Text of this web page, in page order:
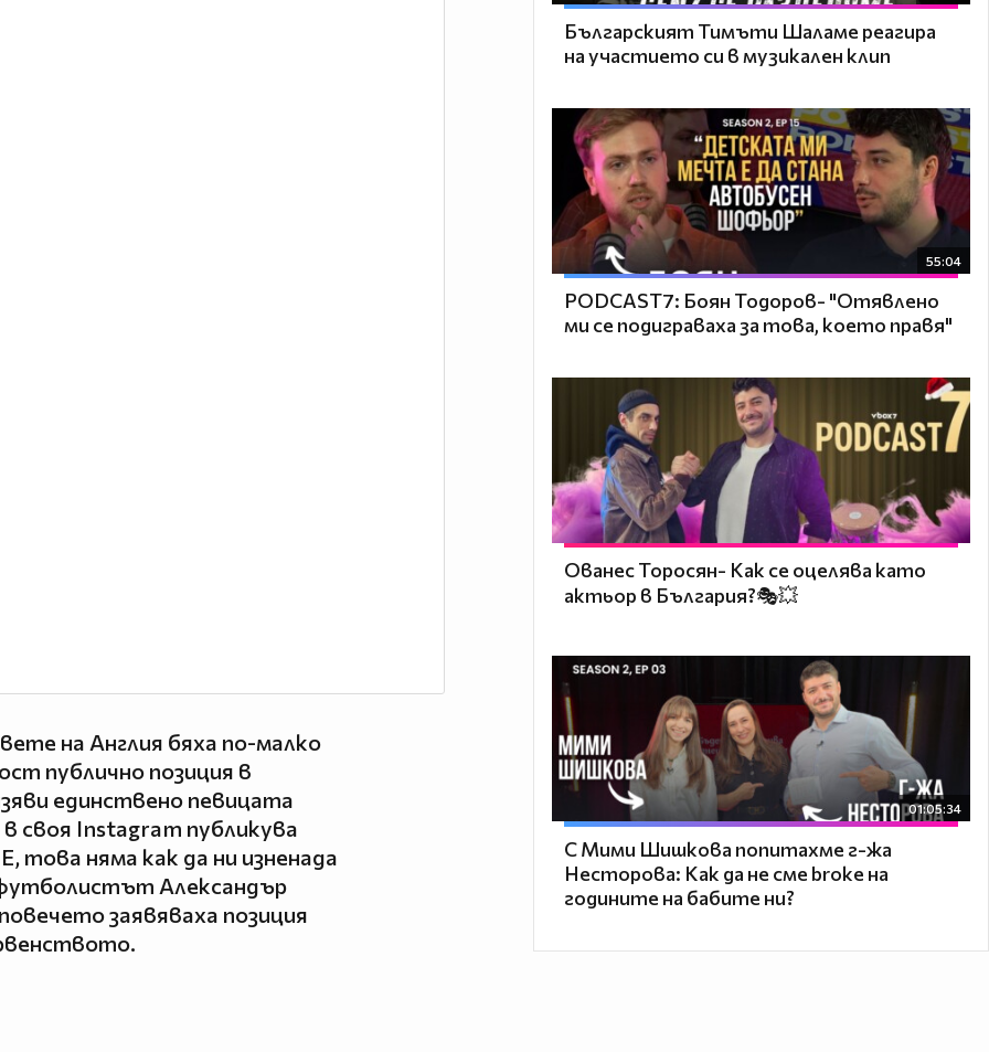
на Англия бяха по-малко
публично позиция в
единствено певицата
своя Instagram публикува
това няма как да ни изненада
Александър
заявяваха позиция
Българският Тимъти Шаламе реагира
на участието си в музикален клип
55:04
PODCAST7: ‪Боян Тодоров- "Отявлено
ми се подиграваха за това, което правя"
Ованес Торосян- Как се оцелява като
актьор в България?🎭💥
01:05:34
С Мими Шишкова попитахме г-жа
Несторова: Как да не сме broke на
годините на бабите ни?